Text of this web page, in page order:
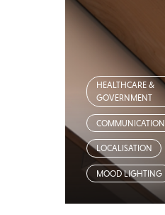
HEALTHCARE &
GOVERNMENT
COMMUNICATION
LOCALISATION
MOOD LIGHTING